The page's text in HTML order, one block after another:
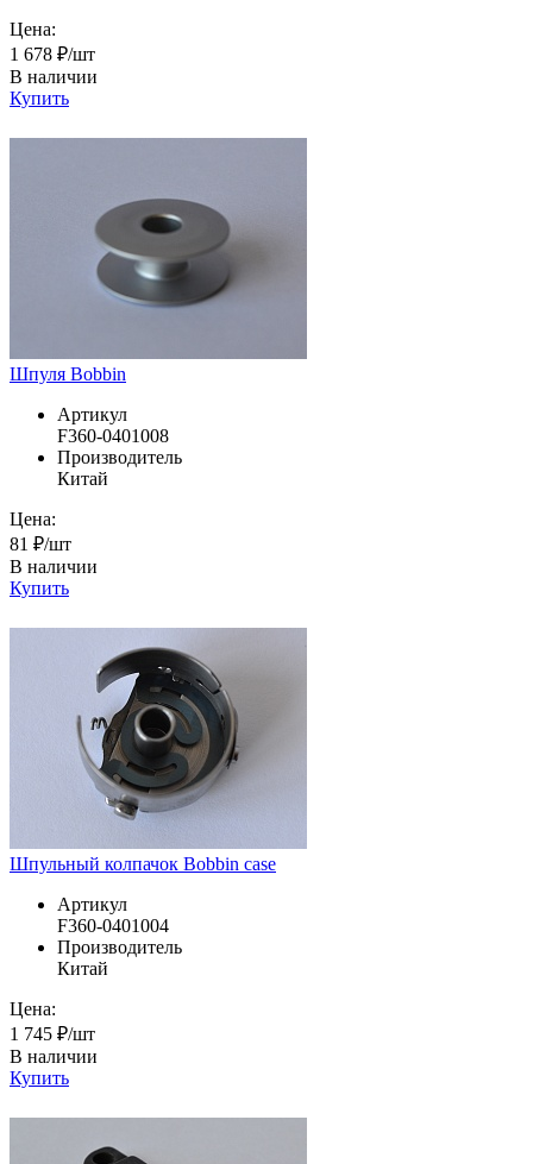
Цена:
1 678 ₽/шт
В наличии
Купить
Шпуля Bobbin
Артикул
F360-0401008
Производитель
Китай
Цена:
81 ₽/шт
В наличии
Купить
Шпульный колпачок Bobbin case
Артикул
F360-0401004
Производитель
Китай
Цена:
1 745 ₽/шт
В наличии
Купить